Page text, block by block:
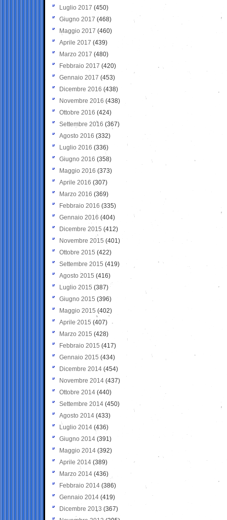
Luglio 2017 (450)
Giugno 2017 (468)
Maggio 2017 (460)
Aprile 2017 (439)
Marzo 2017 (480)
Febbraio 2017 (420)
Gennaio 2017 (453)
Dicembre 2016 (438)
Novembre 2016 (438)
Ottobre 2016 (424)
Settembre 2016 (367)
Agosto 2016 (332)
Luglio 2016 (336)
Giugno 2016 (358)
Maggio 2016 (373)
Aprile 2016 (307)
Marzo 2016 (369)
Febbraio 2016 (335)
Gennaio 2016 (404)
Dicembre 2015 (412)
Novembre 2015 (401)
Ottobre 2015 (422)
Settembre 2015 (419)
Agosto 2015 (416)
Luglio 2015 (387)
Giugno 2015 (396)
Maggio 2015 (402)
Aprile 2015 (407)
Marzo 2015 (428)
Febbraio 2015 (417)
Gennaio 2015 (434)
Dicembre 2014 (454)
Novembre 2014 (437)
Ottobre 2014 (440)
Settembre 2014 (450)
Agosto 2014 (433)
Luglio 2014 (436)
Giugno 2014 (391)
Maggio 2014 (392)
Aprile 2014 (389)
Marzo 2014 (436)
Febbraio 2014 (386)
Gennaio 2014 (419)
Dicembre 2013 (367)